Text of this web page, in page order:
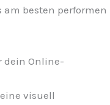
besten performen
dein Online-
visuell